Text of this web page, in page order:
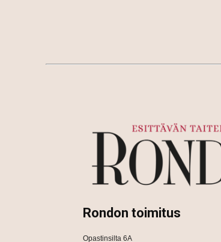
Rondon toimitus
Opastinsilta 6A